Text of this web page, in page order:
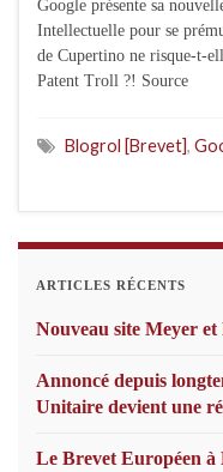
Google présente sa
Intellectuelle pour se
de Cupertino ne risque-t-
Patent Troll ?! Source
Blogrol [Brevet],
ARTICLES RÉCENTS
Nouveau site Meyer et
Annoncé depuis
Unitaire devient une
Le Brevet Européen à